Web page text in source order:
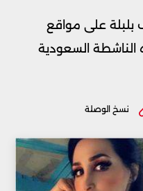
بلبلة على مواقع
الناشطة السعودية
نسخ الوصلة